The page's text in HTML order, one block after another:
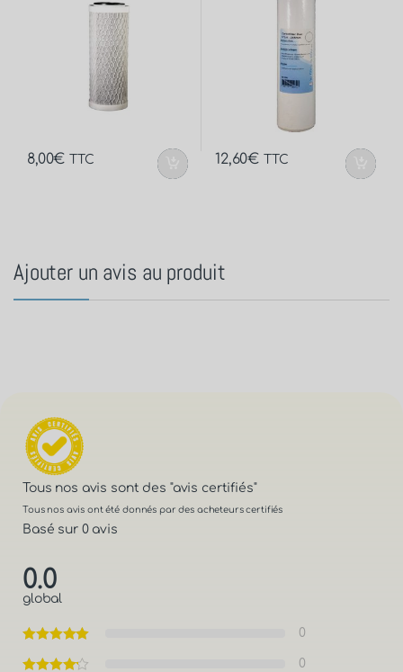
8,00€ TTC 12,60€ TTC
Ajouter un avis au produit
Tous nos avis sont des "avis certifiés"
Tous nos avis ont été donnés par des acheteurs certifiés
Basé sur 0 avis
0.0
global
0
0